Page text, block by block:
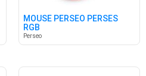
MOUSE PERSEO PERSES
RGB
Perseo